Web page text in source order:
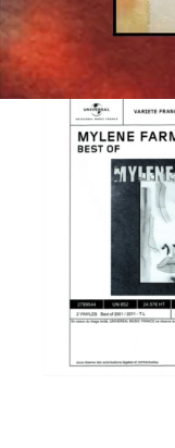
Comparer cet objet